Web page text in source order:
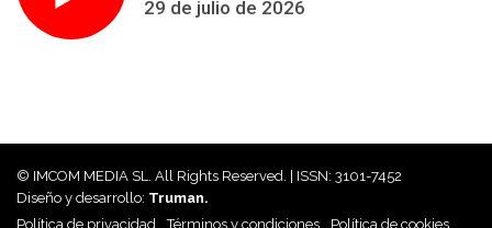
29 de julio de 2026
© IMCOM MEDIA SL. All Rights Reserved. | ISSN: 3101-7452
Diseño y desarrollo: Truman.
Política de privacidad
Términos y condiciones Política de cookies